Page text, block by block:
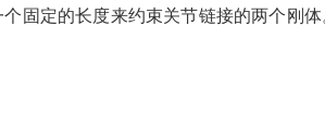
固定的长度来约束关节链接的两个刚